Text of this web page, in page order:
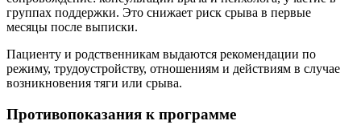
группах поддержки. Это снижает риск срыва в первые
месяцы после выписки.
Пациенту и родственникам выдаются рекомендации по
режиму, трудоустройству, отношениям и действиям в случае
возникновения тяги или срыва.
Противопоказания к программе